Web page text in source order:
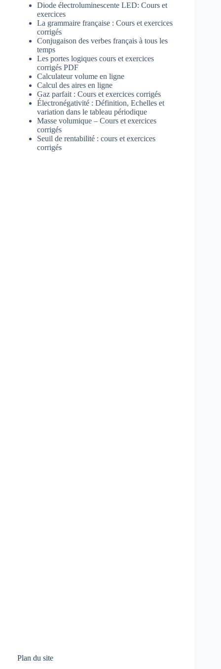
Diode électroluminescente LED: Cours et
exercices
La grammaire française : Cours et exercices
corrigés
Conjugaison des verbes français à tous les
temps
Les portes logiques cours et exercices
corrigés PDF
Calculateur volume en ligne
Calcul des aires en ligne
Gaz parfait : Cours et exercices corrigés
Électronégativité : Définition, Echelles et
variation dans le tableau périodique
Masse volumique – Cours et exercices
corrigés
Seuil de rentabilité : cours et exercices
corrigés
Plan du site